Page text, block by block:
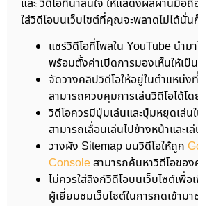
ใส่วิดีโอบนเว็บไซต์ที่คุณจะพลาดไม่ได้นั่
แชร์วิดีโอที่โพสใน YouTube นำม
พร้อมตั้งค่าเปิดการมองเห็นให้เป็
จัดวางคลิปวิดีโอให้อยู่ในตำแหน่ง
สามารถควบคุมการเล่นวิดีโอได้โด
วิดีโอควรมีปุ่มเล่นและปุ่มหยุดเล่น
สามารถเลื่อนเล่นไปข้างหน้าและเ
วางผัง Sitemap บนวิดีโอให้ถูก
Consoleสามารถค้นหาวิดีโอขอ
ไม่ควรใส่ลิงก์วิดีโอบนเว็บไซต์เพื่
ผู้เยี่ยมชมเว็บไซต์ในการกดเข้ามา